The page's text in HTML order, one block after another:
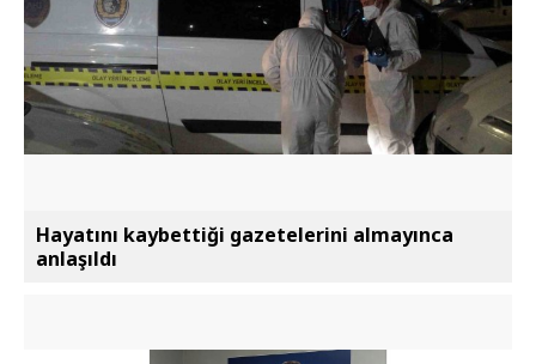
Hayatını kaybettiği gazetelerini almayınca
anlaşıldı